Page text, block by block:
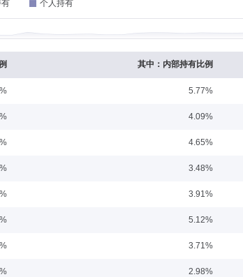
席市场官兼渠道业务总部部门负责人。2023年9月15日起任摩
其中：内部持有比例
5.77%
4.09%
4.65%
3.48%
3.91%
5.12%
3.71%
2.98%